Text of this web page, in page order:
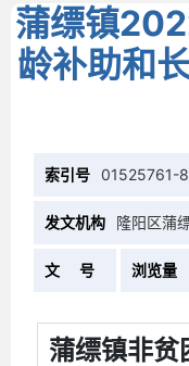
蒲缥镇
龄补助和
索引号 01525761-
发文机构 隆阳区蒲
文 号 浏览量
蒲缥镇非贫